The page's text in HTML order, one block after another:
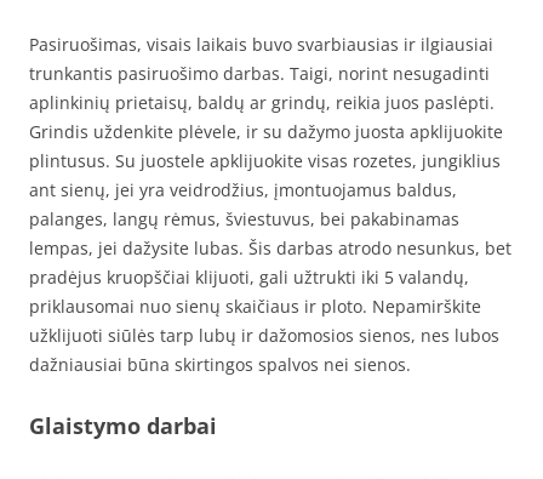
Pasiruošimas, visais laikais buvo svarbiausias ir ilgiausiai
trunkantis pasiruošimo darbas. Taigi, norint nesugadinti
aplinkinių prietaisų, baldų ar grindų, reikia juos paslėpti.
Grindis uždenkite plėvele, ir su dažymo juosta apklijuokite
plintusus. Su juostele apklijuokite visas rozetes, jungiklius
ant sienų, jei yra veidrodžius, įmontuojamus baldus,
palanges, langų rėmus, šviestuvus, bei pakabinamas
lempas, jei dažysite lubas. Šis darbas atrodo nesunkus, bet
pradėjus kruopščiai klijuoti, gali užtrukti iki 5 valandų,
priklausomai nuo sienų skaičiaus ir ploto. Nepamirškite
užklijuoti siūlės tarp lubų ir dažomosios sienos, nes lubos
dažniausiai būna skirtingos spalvos nei sienos.
Glaistymo darbai